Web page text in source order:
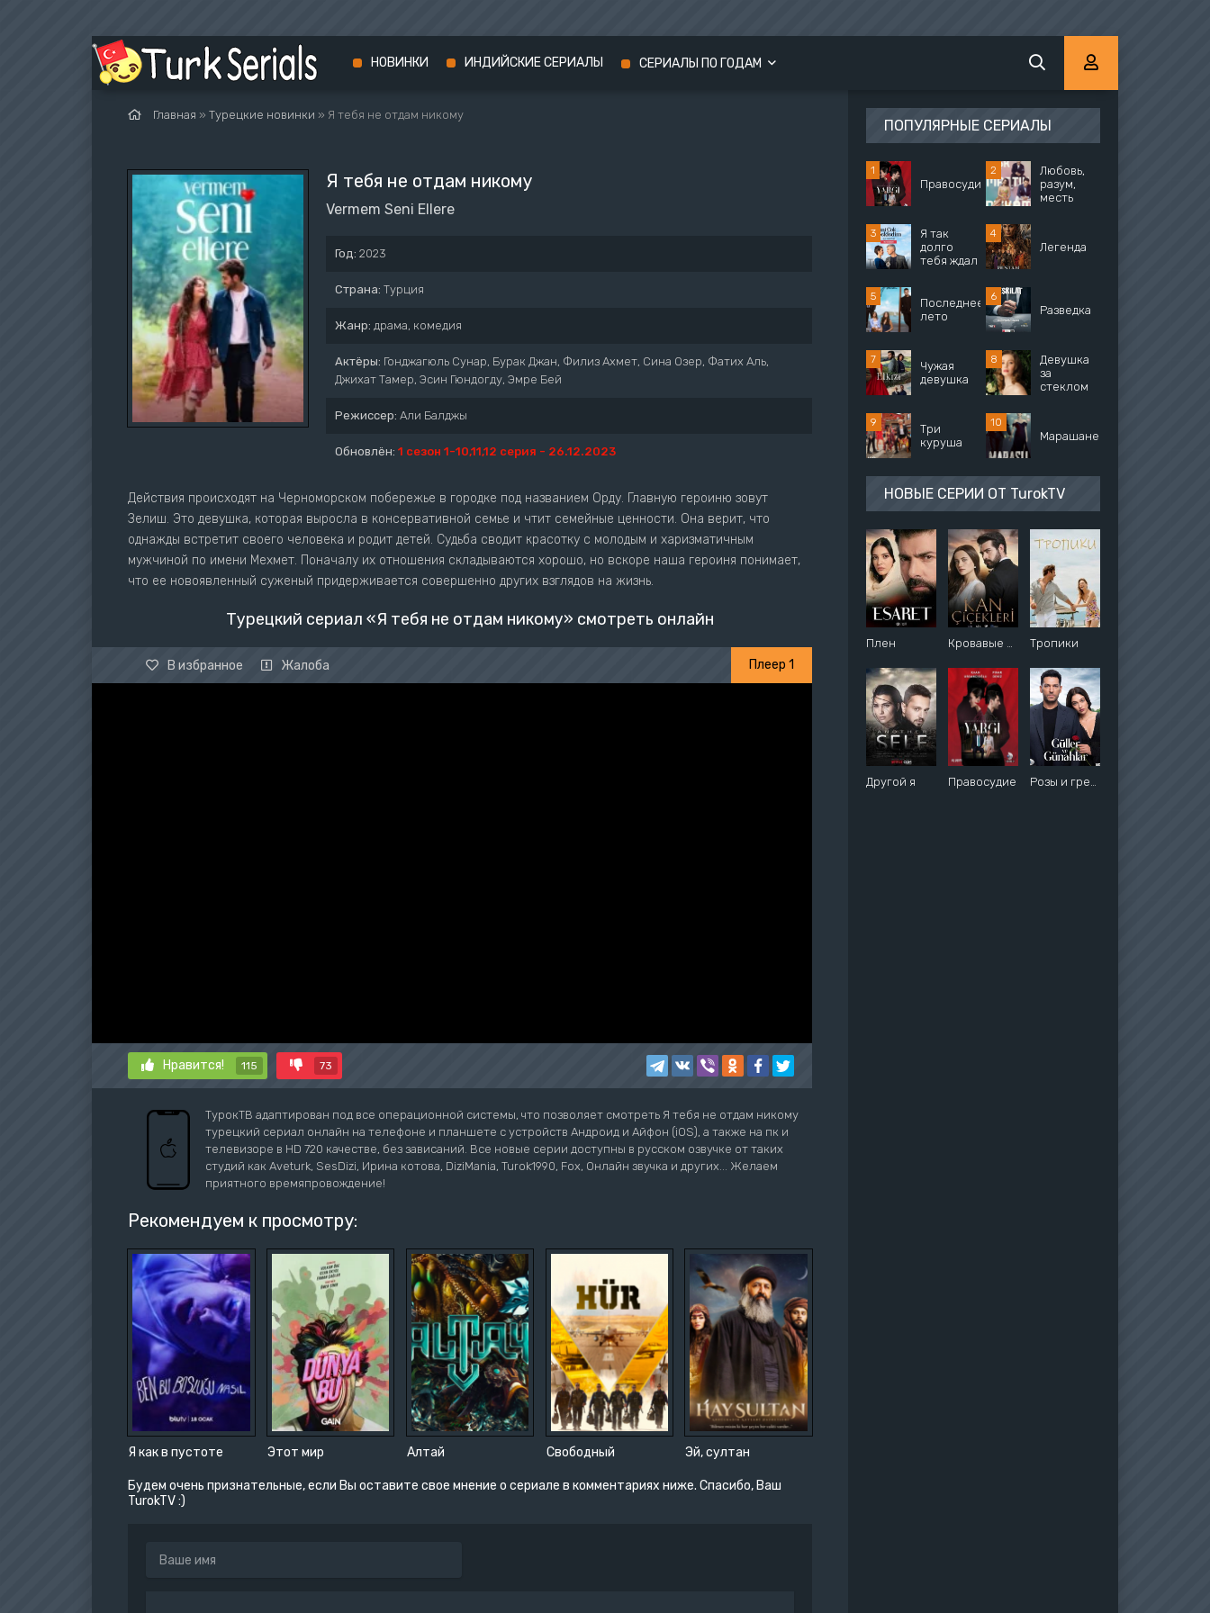
Главная » Турецкие новинки » Я тебя не отдам никому
Я тебя не отдам никому
Vermem Seni Ellere
Год: 2023
Страна: Турция
Жанр: драма, комедия
Актёры: Гонджагюль Сунар, Бурак Джан, Филиз Ахмет, Сина Озер, Фатих Аль,
Джихат Тамер, Эсин Гюндогду, Эмре Бей
Режиссер: Али Балджы
Обновлён: 1 сезон 1-10,11,12 серия - 26.12.2023
Действия происходят на Черноморском побережье в городке под названием Орду. Главную героиню зовут
Зелиш. Это девушка, которая выросла в консервативной семье и чтит семейные ценности. Она верит, что
однажды встретит своего человека и родит детей. Судьба сводит красотку с молодым и харизматичным
мужчиной по имени Мехмет. Поначалу их отношения складываются хорошо, но вскоре наша героиня понимает,
что ее новоявленный суженый придерживается совершенно других взглядов на жизнь.
Турецкий сериал «Я тебя не отдам никому» смотреть онлайн
В избранное Жалоба Плеер 1
Нравится! 115 73
ТурокТВ адаптирован под все операционной системы, что позволяет смотреть Я тебя не отдам никому
турецкий сериал онлайн на телефоне и планшете с устройств Андроид и Айфон (iOS), а также на пк и
телевизоре в HD 720 качестве, без зависаний. Все новые серии доступны в русском озвучке от таких
студий как Aveturk, SesDizi, Ирина котова, DiziMania, Turok1990, Fox, Онлайн звучка и других... Желаем
приятного времяпровождение!
Рекомендуем к просмотру:
Я как в пустоте Этот мир Алтай Свободный Эй, султан
Будем очень признательные, если Вы оставите свое мнение о сериале в комментариях ниже. Спасибо, Ваш
TurokTV :)
ПОПУЛЯРНЫЕ СЕРИАЛЫ
Правосудие
Любовь,
разум,
месть
Я так
долго
тебя ждал
Легенда
Последнее
лето
Разведка
Чужая
девушка
Девушка
за
стеклом
Три
куруша
Марашанец
НОВЫЕ СЕРИИ ОТ TurokTV
Плен Кровавые цветы Тропики
Другой я Правосудие Розы и грехи
НОВИНКИ ИНДИЙСКИЕ СЕРИАЛЫ СЕРИАЛЫ ПО ГОДАМ